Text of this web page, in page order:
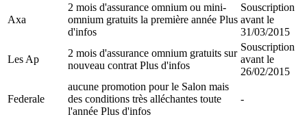
Axa
2 mois d'assurance omnium ou mini-
omnium gratuits la première année Plus
d'infos
Souscription
avant le
31/03/2015
Les Ap
2 mois d'assurance omnium gratuits sur
nouveau contrat Plus d'infos
Souscription
avant le
26/02/2015
Federale
aucune promotion pour le Salon mais
des conditions très alléchantes toute
l'année Plus d'infos
-